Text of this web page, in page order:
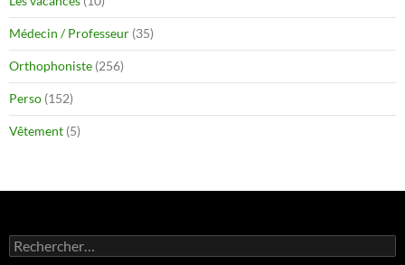
Médecin / Professeur (35)
Orthophoniste (256)
Perso (152)
Vêtement (5)
Rechercher :